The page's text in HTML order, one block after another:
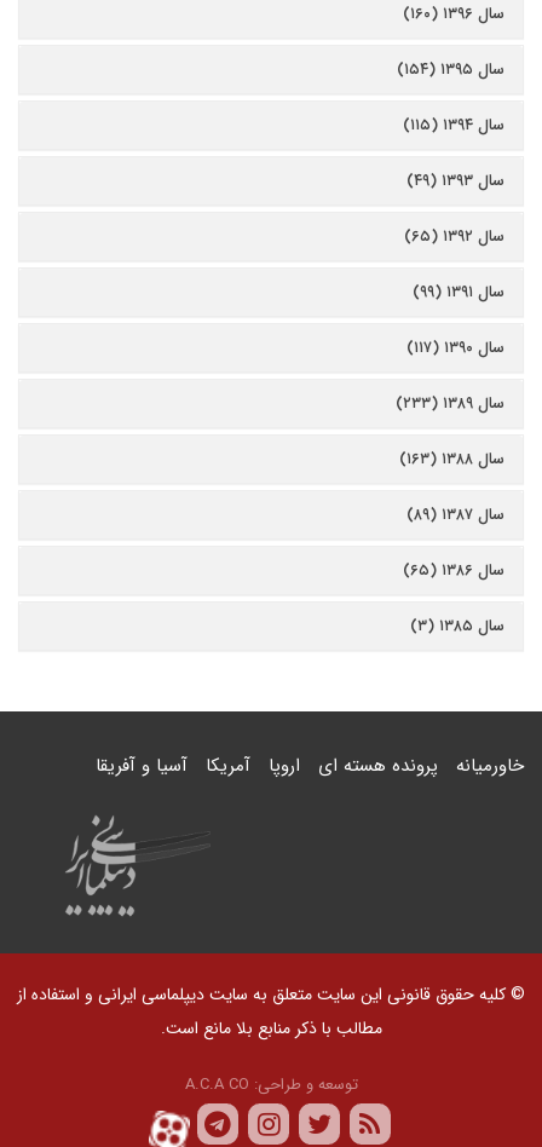
سال ۱۳۹۶ (۱۶۰)
سال ۱۳۹۵ (۱۵۴)
سال ۱۳۹۴ (۱۱۵)
سال ۱۳۹۳ (۴۹)
سال ۱۳۹۲ (۶۵)
سال ۱۳۹۱ (۹۹)
سال ۱۳۹۰ (۱۱۷)
سال ۱۳۸۹ (۲۳۳)
سال ۱۳۸۸ (۱۶۳)
سال ۱۳۸۷ (۸۹)
سال ۱۳۸۶ (۶۵)
سال ۱۳۸۵ (۳)
خاورمیانه پرونده هسته ای اروپا آمریکا آسیا و آفریقا
© کلیه حقوق قانونی این سایت متعلق به سایت دیپلماسی ایرانی و استفاده از
مطالب با ذکر منابع بلا مانع است.
توسعه و طراحی: A.C.A CO